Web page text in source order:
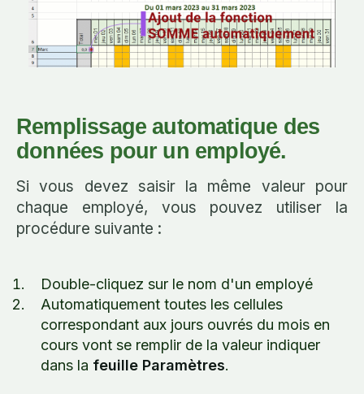
Remplissage automatique des
données pour un employé.
Si vous devez saisir la même valeur pour
chaque employé, vous pouvez utiliser la
procédure suivante :
Double-cliquez sur le nom d'un employé
Automatiquement toutes les cellules
correspondant aux jours ouvrés du mois en
cours vont se remplir de la valeur indiquer
dans la feuille Paramètres.